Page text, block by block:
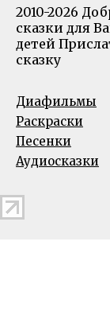
2010-2026
сказки для
детей
сказку
Диафильмы
Раскраски
Песенки
Аудиосказки